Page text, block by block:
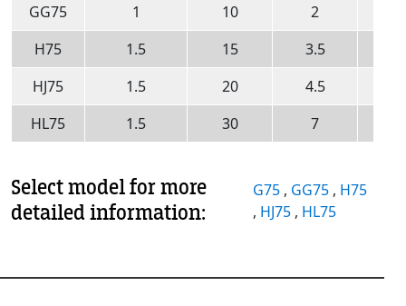
GG75
1 10 2
H75
1.5 15 3.5
HJ75
1.5 20 4.5
HL75
1.5 30 7
Select model for more
detailed information:
G75 , GG75 , H75
, HJ75 , HL75